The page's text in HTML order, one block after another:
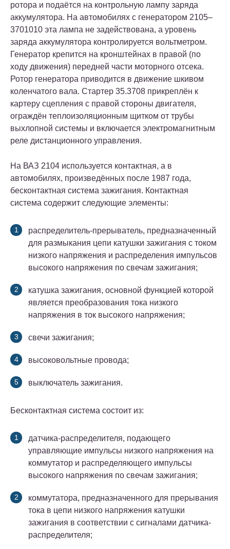
ротора и подаётся на контрольную лам­пу заряда
аккумулятора. На автомобилях с генератором 2105–
3701010 эта лампа не задействована, а уровень
заряда аккумулятора контролируется вольтметром.
Генератор крепится на кронштейнах в правой (по
ходу движения) передней части моторного отсека.
Ротор генератора приводится в движение шкивом
коленчатого вала. Стартер 35.3708 прикреплён к
картеру сцепления с правой стороны двигателя,
ограждён теплоизоляционным щитком от трубы
выхлопной системы и включается электромагнитным
реле дистанционного управления.
На ВАЗ 2104 используется контактная, а в
автомобилях, произведённых после 1987 года,
бесконтактная система зажигания. Контактная
система содержит следующие элементы:
распределитель-прерыватель, предназначенный
для размыкания цепи катушки зажигания с током
низкого напря­жения и распределения импульсов
высокого напряжения по свечам зажигания;
катушка зажигания, основной функцией которой
является преобразования тока низкого
напряжения в ток высокого напряжения;
свечи зажигания;
высоковольтные провода;
выключатель зажига­ния.
Бесконтактная система состоит из:
датчика-распределителя, подающего
управляющие импульсы низкого напряжения на
коммутатор и распределяющего импульсы
высокого напряжения по све­чам зажигания;
коммутатора, предназначенного для прерывания
тока в цепи низкого напряжения катушки
зажигания в соответствии с сигналами датчика-
распределителя;